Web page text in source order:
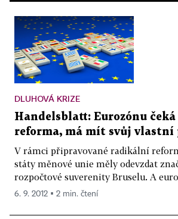
DLUHOVÁ KRIZE
Handelsblatt: Eurozónu čeká
reforma, má mít svůj vlastní
V rámci připravované radikální
státy měnové unie měly odevzdat
rozpočtové suverenity Bruselu. A
6. 9. 2012 ▪ 2 min. čtení